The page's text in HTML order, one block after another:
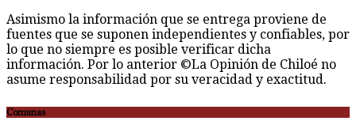
Asimismo la información que se entrega proviene de
fuentes que se suponen independientes y confiables, por
lo que no siempre es posible verificar dicha
información. Por lo anterior ©La Opinión de Chiloé no
asume responsabilidad por su veracidad y exactitud.
Comunas